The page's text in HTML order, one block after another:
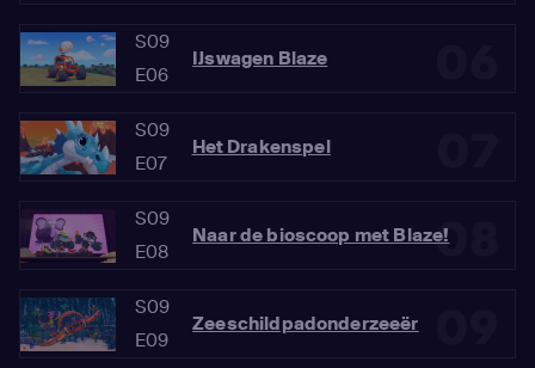
S09
E06
IJswagen Blaze
S09
E07
Het Drakenspel
08
S09
E08
Naar de bioscoop met Blaze!
S09
E09
Zeeschildpadonderzeeër